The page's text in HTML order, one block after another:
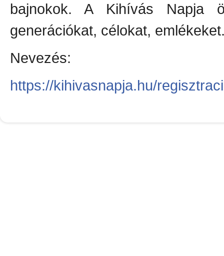
bajnokok. A Kihívás Napja
generációkat, célokat,
Nevezés:
https://kihivasnapja.hu/